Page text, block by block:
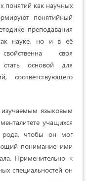
понятий как научных
понятийный
преподавания
науке, но и в её
своя
основой для
соответствующего
языковым
учащихся
рода, чтобы он мог
понимание ими
Применительно к
специальностей он